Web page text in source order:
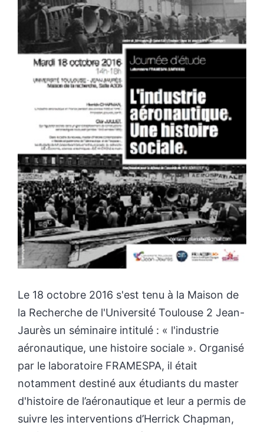
Le 18 octobre 2016 s'est tenu à la Maison de
la Recherche de l'Université Toulouse 2 Jean-
Jaurès un séminaire intitulé : « l'industrie
aéronautique, une histoire sociale ». Organisé
par le laboratoire FRAMESPA, il était
notamment destiné aux étudiants du master
d'histoire de l’aéronautique et leur a permis de
suivre les interventions d’Herrick Chapman,